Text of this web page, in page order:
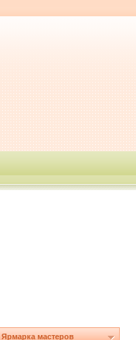
Ярмарка мастеров